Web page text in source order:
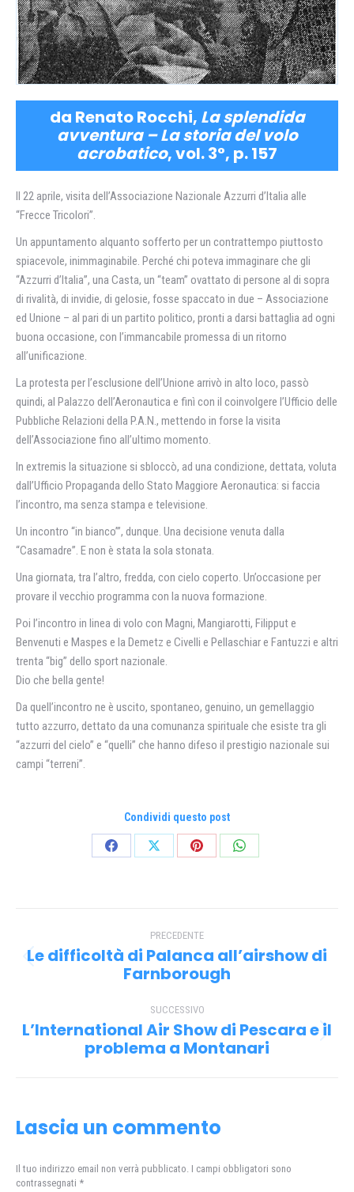
da Renato Rocchi, La splendida
avventura – La storia del volo
acrobatico, vol. 3°, p. 157
Il 22 aprile, visita dell’Associazione Nazionale Azzurri d’ltalia alle
“Frecce Tricolori”.
Un appuntamento alquanto sofferto per un contrattempo piuttosto
spiacevole, inimmaginabile. Perché chi poteva immaginare che gli
“Azzurri d’ltalia”, una Casta, un “team” ovattato di persone al di sopra
di rivalità, di invidie, di gelosie, fosse spaccato in due – Associazione
ed Unione – al pari di un partito politico, pronti a darsi battaglia ad ogni
buona occasione, con l’immancabile promessa di un ritorno
all’unificazione.
La protesta per l’esclusione dell’Unione arrivò in alto loco, passò
quindi, al Palazzo dell’Aeronautica e finì con il coinvolgere l’Ufficio delle
Pubbliche Relazioni della P.A.N., mettendo in forse la visita
dell’Associazione fino all’ultimo momento.
In extremis la situazione si sbloccò, ad una condizione, dettata, voluta
dall’Ufficio Propaganda dello Stato Maggiore Aeronautica: si faccia
l’incontro, ma senza stampa e televisione.
Un incontro “in bianco’”, dunque. Una decisione venuta dalla
“Casamadre”. E non è stata la sola stonata.
Una giornata, tra l’altro, fredda, con cielo coperto. Un’occasione per
provare il vecchio programma con la nuova formazione.
Poi l’incontro in linea di volo con Magni, Mangiarotti, Filipput e
Benvenuti e Maspes e la Demetz e Civelli e Pellaschiar e Fantuzzi e altri
trenta “big” dello sport nazionale.
Dio che bella gente!
Da quell’incontro ne è uscito, spontaneo, genuino, un gemellaggio
tutto azzurro, dettato da una comunanza spirituale che esiste tra gli
“azzurri del cielo” e “quelli” che hanno difeso il prestigio nazionale sui
campi “terreni”.
Condividi questo post
CondividiCondividiCondividiCondividi
tra PRECEDENTE
Post
precedente:
Le difficoltà di Palanca all’airshow di
Farnborough
SUCCESSIVO
Prossimo
post:
L’International Air Show di Pescara e il
problema a Montanari
Lascia un commento
Il tuo indirizzo email non verrà pubblicato. I campi obbligatori sono
contrassegnati *